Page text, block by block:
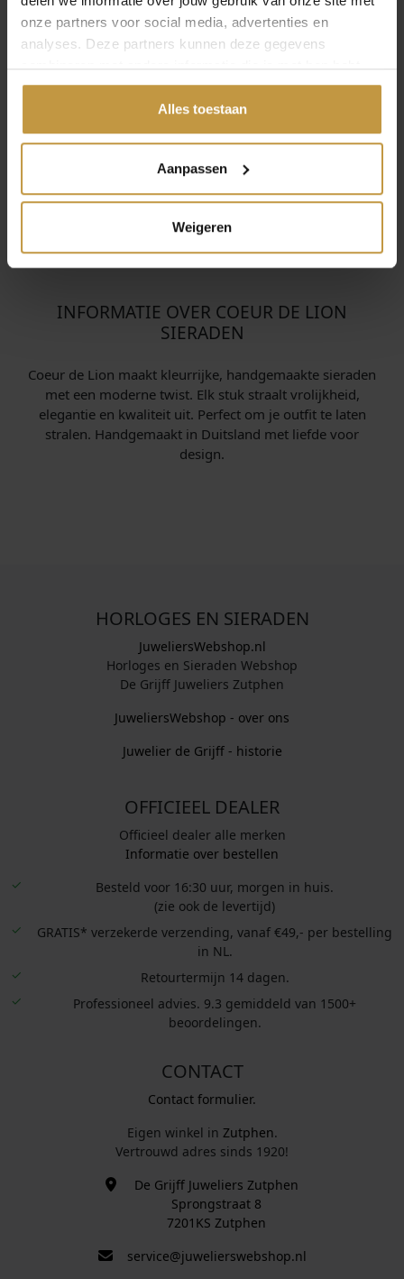
onze partners voor social media, advertenties en
analyses. Deze partners kunnen deze gegevens
combineren met andere informatie die je met hen hebt
gedeeld of die ze hebben verzameld via jouw gebruik van
Alles toestaan
Aanpassen
Weigeren
€229,00
Direct leverbaar, 1
€229,00
Direct leverbaar, 1
INFORMATIE OVER COEUR DE LION
SIERADEN
Coeur de Lion maakt kleurrijke, handgemaakte sieraden
met een moderne twist. Elk stuk straalt vrolijkheid,
elegantie en kwaliteit uit. Perfect om je outfit te laten
stralen. Handgemaakt in Duitsland met liefde voor
design.
HORLOGES EN SIERADEN
JuweliersWebshop.nl
Horloges en Sieraden Webshop
De Grijff Juweliers Zutphen
JuweliersWebshop - over ons
Juwelier de Grijff - historie
OFFICIEEL DEALER
Officieel dealer alle merken
Informatie over bestellen
Besteld voor 16:30 uur, morgen in huis.
(zie ook de levertijd)
GRATIS* verzekerde verzending, vanaf €49,- per bestelling
in NL.
Retourtermijn 14 dagen.
Professioneel advies. 9.3 gemiddeld van 1500+
beoordelingen.
CONTACT
Contact formulier.
Eigen winkel in Zutphen.
Vertrouwd adres sinds 1920!
De Grijff Juweliers Zutphen
Sprongstraat 8
7201KS Zutphen
service@juwelierswebshop.nl